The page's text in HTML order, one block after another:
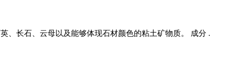
、长石、云母以及能够体现石材颜色的粘土矿物质。 成分 .